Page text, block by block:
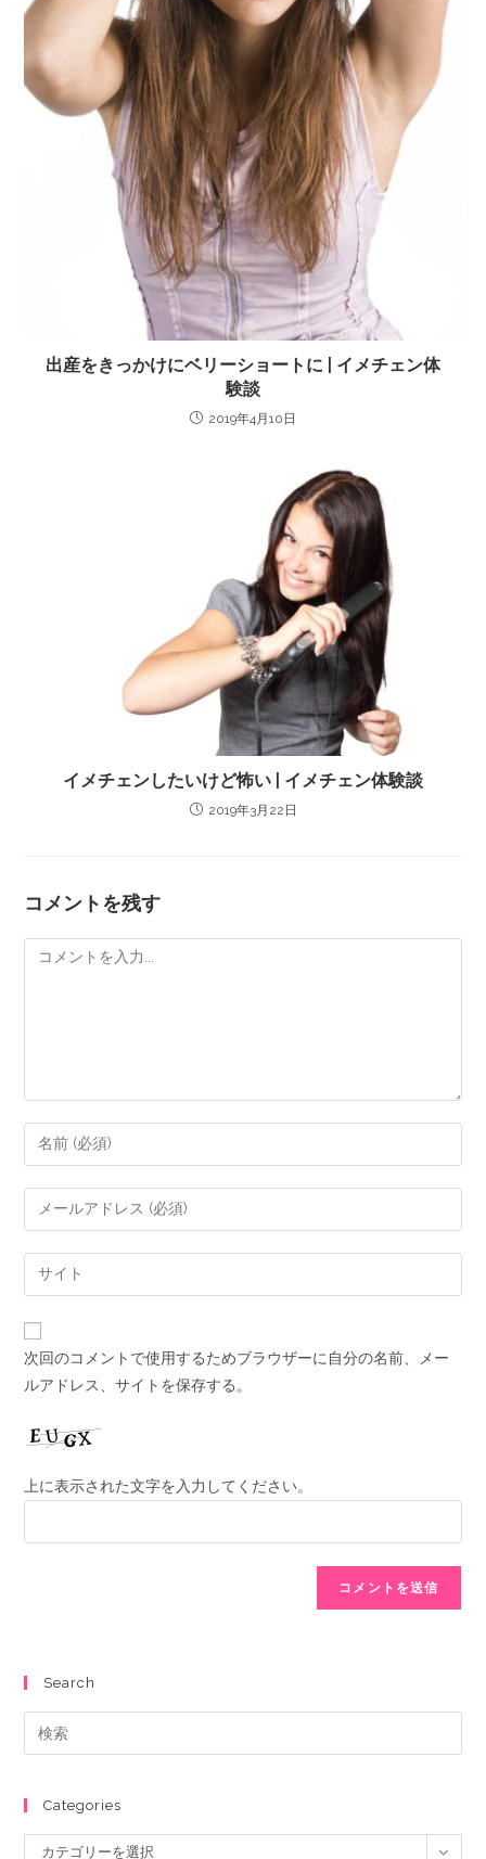
出産をきっかけにベリーショートに | イメチェン体
験談
2019年4月10日
イメチェンしたいけど怖い | イメチェン体験談
2019年3月22日
コメントを残す
次回のコメントで使用するためブラウザーに自分の名前、メー
ルアドレス、サイトを保存する。
上に表示された文字を入力してください。
Search
Categories
カテゴリーを選択